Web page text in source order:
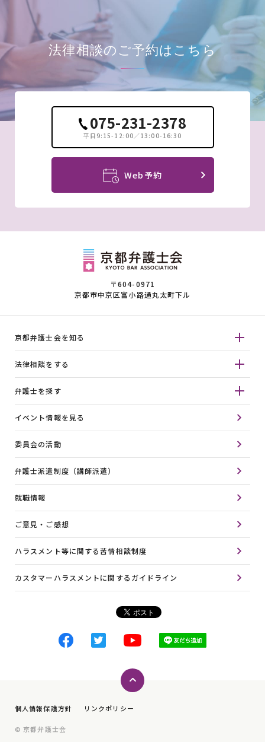
法律相談の ご予約はこちら
075-231-2378
平日9:15-12:00／13:00-16:30
Web予約
〒604-0971
京都市中京区富小路通丸太町下ル
京都弁護士会を知る
法律相談をする
弁護士を探す
イベント情報を見る
委員会の活動
弁護士派遣制度（講師派遣）
就職情報
ご意見・ご感想
ハラスメント等に関する苦情相談制度
カスタマーハラスメントに関するガイドライン
個人情報保護方針 リンクポリシー
© 京都弁護士会